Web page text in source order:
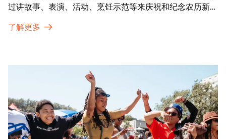
过讲故事、表演、活动、烹饪示范等来庆祝和纪念农历新年
通过亲身参与和虚拟的治疗圈来相互支持。
了解更多